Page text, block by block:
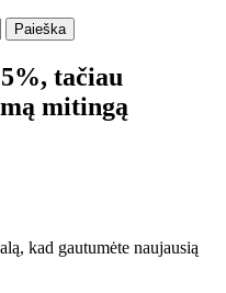
tačiau
mitingą
kad gautumėte naujausią